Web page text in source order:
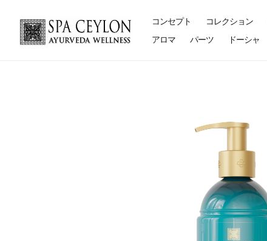
コンセプト コレクション
アロマ
パーツ ドーシャ